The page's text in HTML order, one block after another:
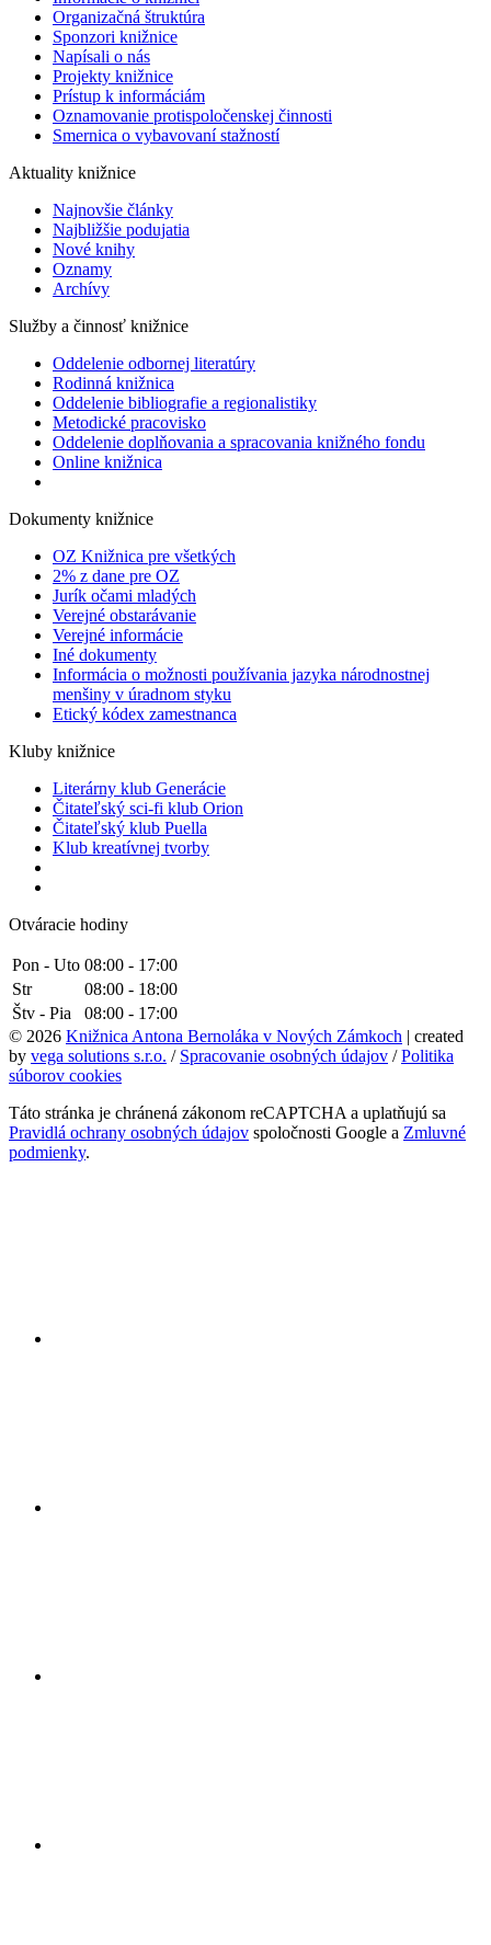
Organizačná štruktúra
Sponzori knižnice
Napísali o nás
Projekty knižnice
Prístup k informáciám
Oznamovanie protispoločenskej činnosti
Smernica o vybavovaní stažností
Aktuality knižnice
Najnovšie články
Najbližšie podujatia
Nové knihy
Oznamy
Archívy
Služby a činnosť knižnice
Oddelenie odbornej literatúry
Rodinná knižnica
Oddelenie bibliografie a regionalistiky
Metodické pracovisko
Oddelenie doplňovania a spracovania knižného fondu
Online knižnica
Dokumenty knižnice
OZ Knižnica pre všetkých
2% z dane pre OZ
Jurík očami mladých
Verejné obstarávanie
Verejné informácie
Iné dokumenty
Informácia o možnosti používania jazyka národnostnej
menšiny v úradnom styku
Etický kódex zamestnanca
Kluby knižnice
Literárny klub Generácie
Čitateľský sci-fi klub Orion
Čitateľský klub Puella
Klub kreatívnej tvorby
Otváracie hodiny
Pon - Uto 08:00 - 17:00
Str
08:00 - 18:00
Štv - Pia
08:00 - 17:00
© 2026 Knižnica Antona Bernoláka v Nových Zámkoch | created
by vega solutions s.r.o. / Spracovanie osobných údajov /Politika
súborov cookies
Táto stránka je chránená zákonom reCAPTCHA a uplatňujú sa
Pravidlá ochrany osobných údajov spoločnosti Google a Zmluvné
podmienky.